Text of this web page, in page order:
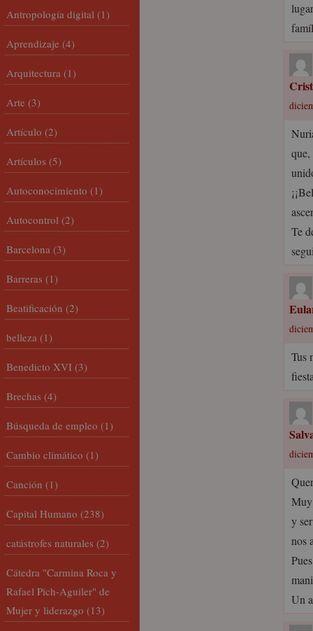
que,
Te
Tus
Muy
y
nos
Un
Antropología digital (1)
Aprendizaje (4)
Arquitectura (1)
Arte (3)
Artículo (2)
Artículos (5)
Autoconocimiento (1)
Autocontrol (2)
Barcelona (3)
Barreras (1)
Beatificación (2)
belleza (1)
Benedicto XVI (3)
Brechas (4)
Búsqueda de empleo (1)
Cambio climático (1)
Canción (1)
Capital Humano (238)
catástrofes naturales (2)
Cátedra "Carmina Roca y
Rafael Pich-Aguiler" de
Mujer y liderazgo (13)